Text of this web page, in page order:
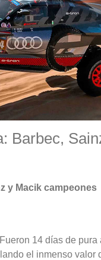
Barbec,
y Macik campeones
14 días de
el inmenso